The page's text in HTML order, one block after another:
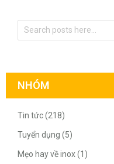
NHÓM
Tin tức (218)
Tuyển dụng (5)
Mẹo hay về inox (1)